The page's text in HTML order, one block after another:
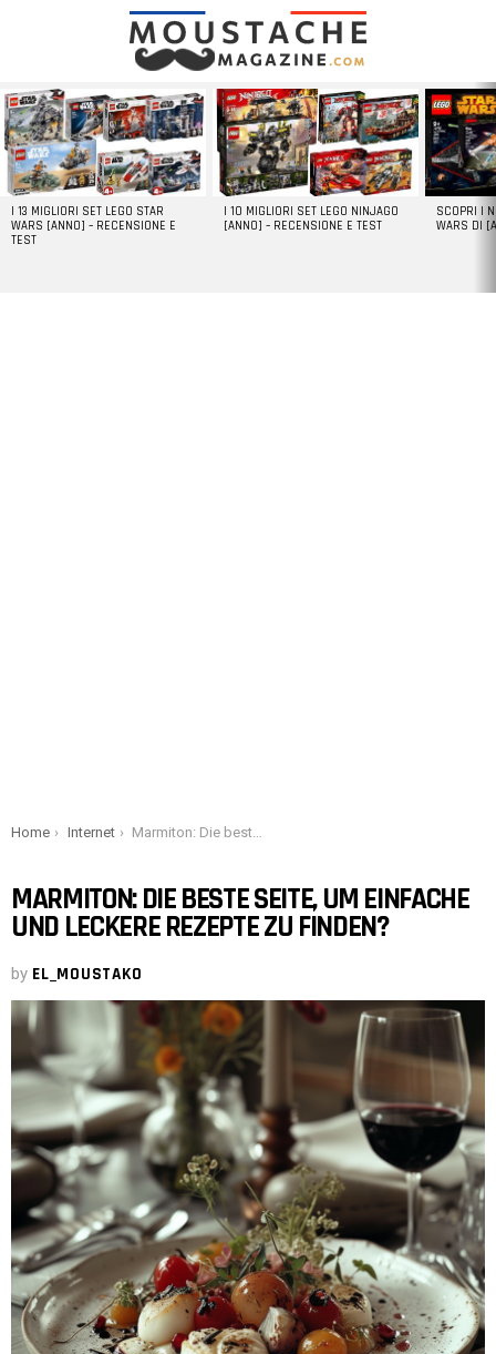
LATEST
STORIES
I 13 MIGLIORI SET LEGO STAR
WARS [ANNO] – RECENSIONE E
TEST
I 10 MIGLIORI SET LEGO NINJAGO
[ANNO] – RECENSIONE E TEST
SCOPRI I
WARS DI
You are here:
Home Internet Marmiton: Die beste Seite, um einfache und leckere Rezepte zu finden?
MARMITON: DIE BESTE SEITE, UM EINFACHE
UND LECKERE REZEPTE ZU FINDEN?
by EL_MOUSTAKO